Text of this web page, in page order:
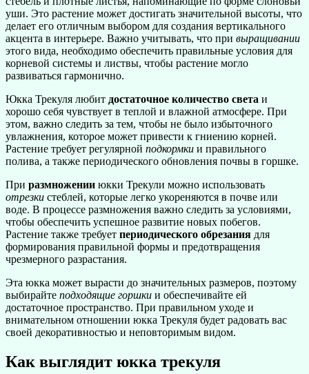
уши. Это растение может достигать значительной высоты, что
делает его отличным выбором для создания вертикального
акцента в интерьере. Важно учитывать, что при выращивании
этого вида, необходимо обеспечить правильные условия для
корневой системы и листвы, чтобы растение могло
развиваться гармонично.
Юкка Трекуля любит достаточное количество света и
хорошо себя чувствует в теплой и влажной атмосфере. При
этом, важно следить за тем, чтобы не было избыточного
увлажнения, которое может привести к гниению корней.
Растение требует регулярной подкормки и правильного
полива, а также периодического обновления почвы в горшке.
При размножении юкки Трекули можно использовать
отрезки стеблей, которые легко укореняются в почве или
воде. В процессе размножения важно следить за условиями,
чтобы обеспечить успешное развитие новых побегов.
Растение также требует периодического обрезания для
формирования правильной формы и предотвращения
чрезмерного разрастания.
Эта юкка может вырасти до значительных размеров, поэтому
выбирайте подходящие горшки и обеспечивайте ей
достаточное пространство. При правильном уходе и
внимательном отношении юкка Трекуля будет радовать вас
своей декоративностью и неповторимым видом.
Как выглядит юкка трекуля